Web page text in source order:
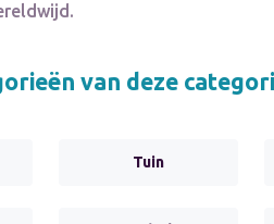
van deze
Tuin